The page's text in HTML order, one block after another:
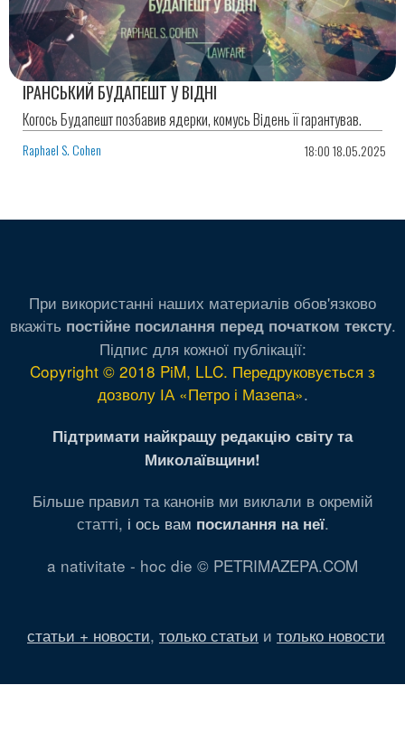
ІРАНСЬКИЙ БУДАПЕШТ У ВІДНІ
Когось Будапешт позбавив ядерки, комусь Відень її гарантував.
Raphael S. Cohen 18:00 18.05.2025
При використанні наших материалів обов'язково
вкажіть постійне посилання перед початком тексту.
Підпис для кожної публікації:
Copyright © 2018 PiM, LLC. Передруковується з
дозволу ІА «Петро і Мазепа».
Підтримати найкращу редакцію світу та
Миколаївщини!
Більше правил та канонів ми виклали в окремій
статті, і ось вам посилання на неї.
a nativitate - hoc die © PETRIMAZEPA.COM
статьи + новости, только статьи и только новости